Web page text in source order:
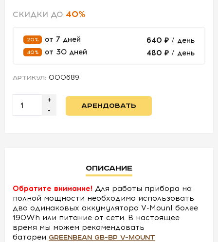
СВЕТОБАЗА
ПЕРВАЯ
УСЛОВИЯ
О
СКИДКИ ДО 40%
20% от 7 дней 640 ₽ / день
40% от 30 дней 480 ₽ / день
АРТИКУЛ: 000689
+
-
АРЕНДОВАТЬ
Описание
Обратите внимание! Для работы прибора на
полной мощности необходимо использовать
два одинаковых аккумулятора V-Mount более
190Wh или питание от сети. В настоящее
время мы можем рекомендовать
батареи GreenBean GB-BP V-mount